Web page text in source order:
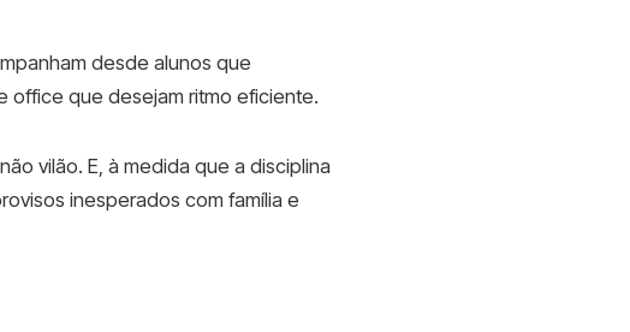
desde alunos que
office que desejam ritmo eficiente.
vilão. E, à medida que a disciplina
inesperados com família e